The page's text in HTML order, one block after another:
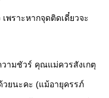
พราะหากจุดติดเดี๋ยวจะ
ามชัวร์ คุณแม่ควรสังเกตุ
วยนะคะ (แม้อายุครรภ์